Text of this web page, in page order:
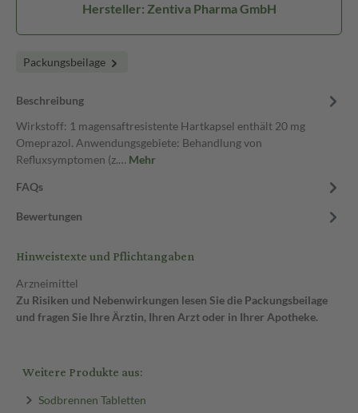
Hersteller: Zentiva Pharma GmbH
Packungsbeilage
Beschreibung
Wirkstoff: 1 magensaftresistente Hartkapsel enthält 20 mg
Omeprazol. Anwendungsgebiete: Behandlung von
Refluxsymptomen (z.… Mehr
FAQs
Bewertungen
Hinweistexte und Pflichtangaben
Arzneimittel
Zu Risiken und Nebenwirkungen lesen Sie die Packungsbeilage
und fragen Sie Ihre Ärztin, Ihren Arzt oder in Ihrer Apotheke.
Weitere Produkte aus:
Sodbrennen Tabletten